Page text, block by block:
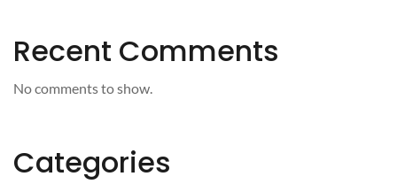
Recent Comments
No comments to show.
Categories